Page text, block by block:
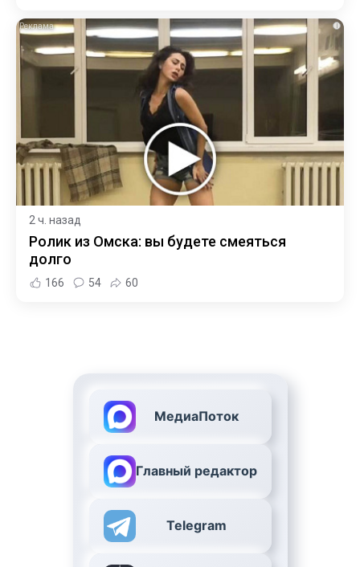
i
2 ч. назад
Ролик из Омска: вы будете смеяться
долго
166 54 60
МедиаПоток
Главный редактор
Telegram